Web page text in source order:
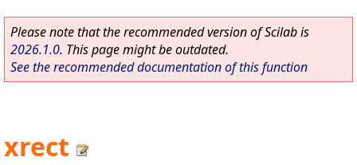
Please note that the recommended version of Scilab is
2026.1.0. This page might be outdated.
See the recommended documentation of this function
xrect